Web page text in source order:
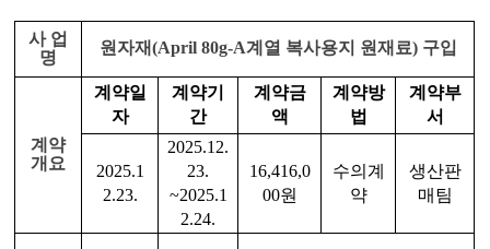
사 업
명
원자재(April 80g-A계열 복사용지 원재료) 구입
계약
개요
계약일
자
계약기
간
계약금
액
계약방
법
계약부
서
2025.1
2.23.
2025.12.
23.
~2025.1
2.24.
16,416,0
00원
수의계
약
생산판
매팀